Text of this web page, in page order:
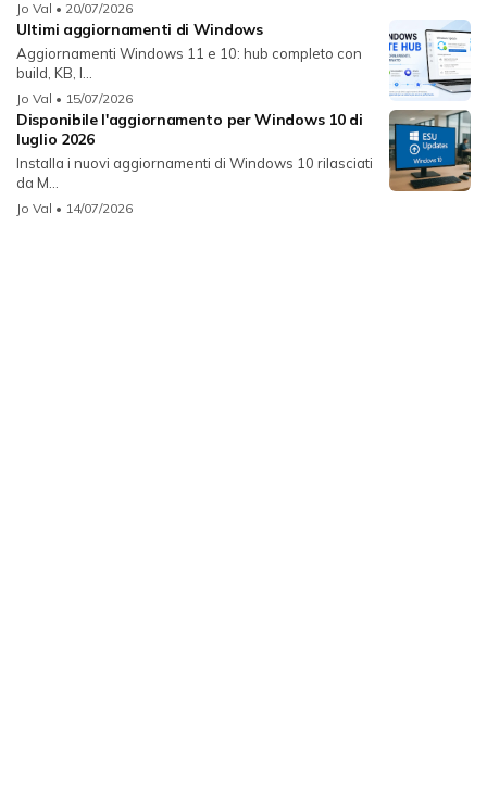
Jo Val • 20/07/2026
Ultimi aggiornamenti di Windows
Aggiornamenti Windows 11 e 10: hub completo con
build, KB, l...
Jo Val • 15/07/2026
Disponibile l'aggiornamento per Windows 10 di
luglio 2026
Installa i nuovi aggiornamenti di Windows 10 rilasciati
da M...
Jo Val • 14/07/2026